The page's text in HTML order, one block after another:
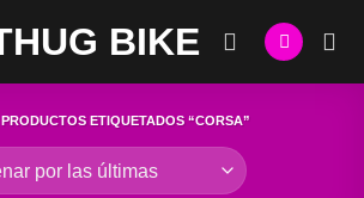
PRODUCTOS ETIQUETADOS “CORSA”